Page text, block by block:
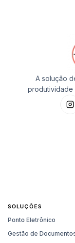
A solução
produtividade
SOLUÇÕES
Ponto Eletrônico
Gestão de